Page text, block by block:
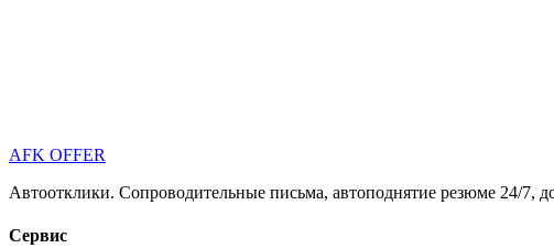
AFK OFFER
Автоотклики. Сопроводительные письма, автоподнятие резюме 24/7,
Сервис